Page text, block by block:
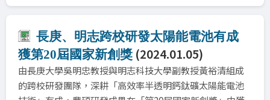
長庚、明志跨校研發太陽能電池有成
獲第20屆國家新創獎 (2024.01.05)
由長庚大學吳明忠教授與明志科技大學副教授黃裕清組成
的跨校研發團隊，深耕「高效率半透明鈣鈦礦太陽能電池